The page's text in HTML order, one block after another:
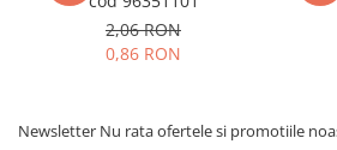
2,06 RON
0,86 RON
Newsletter Nu rata ofertele si promotiile